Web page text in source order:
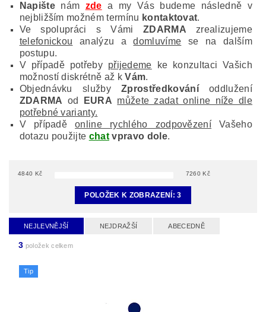
Napištenám zde a my Vás budeme následně v
nejbližším možném termínu kontaktovat.
Ve spolupráci s Vámi ZDARMA zrealizujeme
telefonickou analýzu adomluvíme se na dalším
postupu.
V případě potřeby přijedeme ke konzultaci Vašich
možností diskrétně až kVám.
Objednávku služby
Zprostředkováníoddlužení
ZDARMA od EURA můžete zadat online níže dle
potřebné varianty.
V případěonline rychlého zodpovězení Vašeho
dotazu použijte chatvpravo dole.
4840 Kč 7260 Kč
POLOŽEK K ZOBRAZENÍ:3
NEJLEVNĚJŠÍ NEJDRAŽŠÍ ABECEDNĚ
3 položek celkem
Tip